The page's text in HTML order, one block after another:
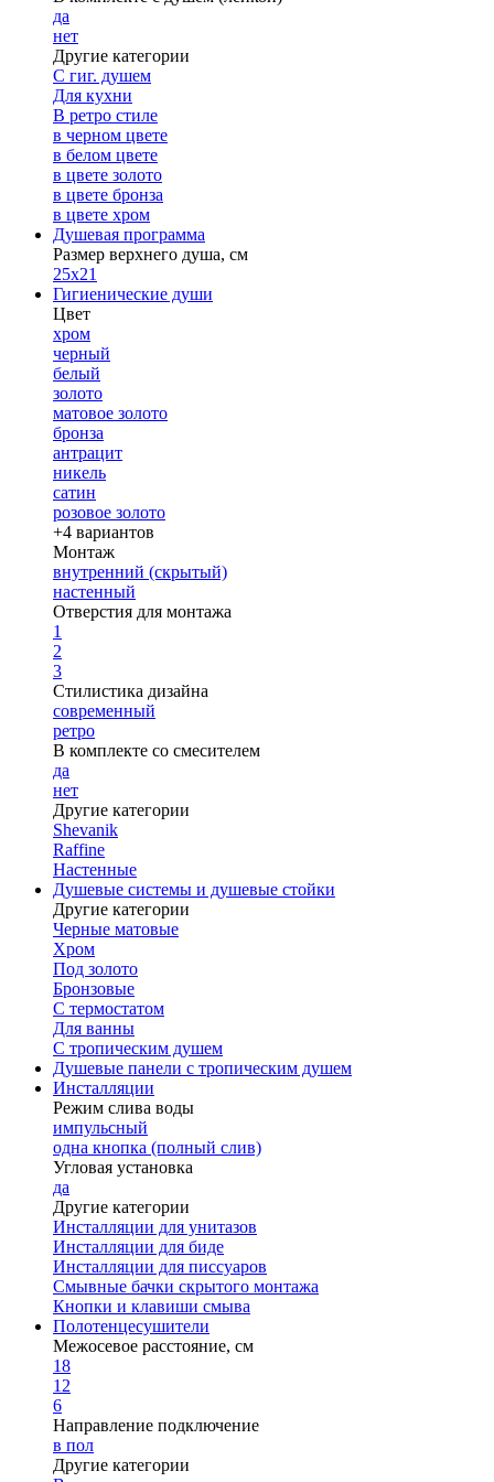
да
нет
Другие категории
С гиг. душем
Для кухни
В ретро стиле
в черном цвете
в белом цвете
в цвете золото
в цвете бронза
в цвете хром
Душевая программа
Размер верхнего душа, см
25х21
Гигиенические души
Цвет
хром
черный
белый
золото
матовое золото
бронза
антрацит
никель
сатин
розовое золото
+4 вариантов
Монтаж
внутренний (скрытый)
настенный
Отверстия для монтажа
1
2
3
Стилистика дизайна
современный
ретро
В комплекте со смесителем
да
нет
Другие категории
Shevanik
Raffine
Настенные
Душевые системы и душевые стойки
Другие категории
Черные матовые
Хром
Под золото
Бронзовые
С термостатом
Для ванны
С тропическим душем
Душевые панели с тропическим душем
Инсталляции
Режим слива воды
импульсный
одна кнопка (полный слив)
Угловая установка
да
Другие категории
Инсталляции для унитазов
Инсталляции для биде
Инсталляции для писсуаров
Смывные бачки скрытого монтажа
Кнопки и клавиши смыва
Полотенцесушители
Межосевое расстояние, см
18
12
6
Направление подключение
в пол
Другие категории